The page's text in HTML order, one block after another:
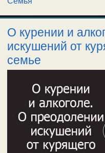
О курении и
искушений от
семье